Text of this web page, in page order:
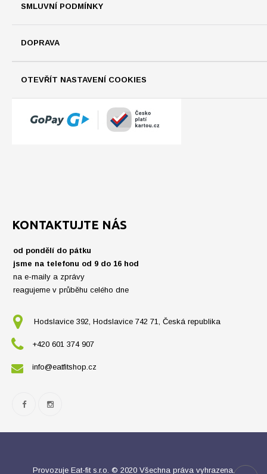
SMLUVNÍ PODMÍNKY
DOPRAVA
OTEVŘÍT NASTAVENÍ COOKIES
KONTAKTUJTE NÁS
od pondělí do pátku
jsme na telefonu od 9 do 16 hod
na e-maily a zprávy
reagujeme v průběhu celého dne
Hodslavice 392, Hodslavice 742 71, Česká republika
+420 601 374 907
info@eatfitshop.cz
Provozuje Eat-fit s.r.o. © 2020 Všechna práva vyhrazena.